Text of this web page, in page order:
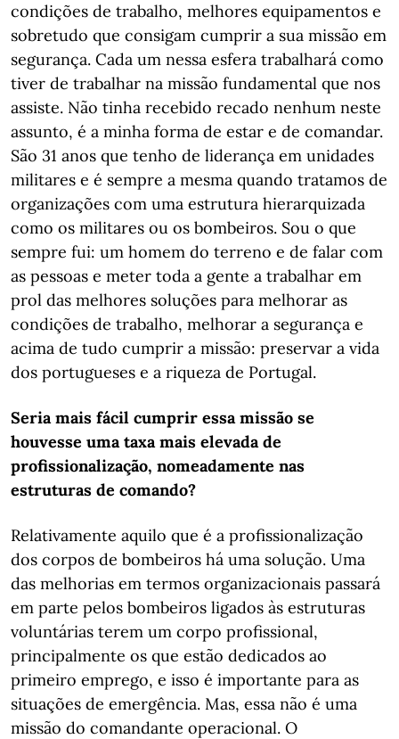
condições de trabalho, melhores equipamentos e
sobretudo que consigam cumprir a sua missão em
segurança. Cada um nessa esfera trabalhará como
tiver de trabalhar na missão fundamental que nos
assiste. Não tinha recebido recado nenhum neste
assunto, é a minha forma de estar e de comandar.
São 31 anos que tenho de liderança em unidades
militares e é sempre a mesma quando tratamos de
organizações com uma estrutura hierarquizada
como os militares ou os bombeiros. Sou o que
sempre fui: um homem do terreno e de falar com
as pessoas e meter toda a gente a trabalhar em
prol das melhores soluções para melhorar as
condições de trabalho, melhorar a segurança e
acima de tudo cumprir a missão: preservar a vida
dos portugueses e a riqueza de Portugal.
Seria mais fácil cumprir essa missão se
houvesse uma taxa mais elevada de
profissionalização, nomeadamente nas
estruturas de comando?
Relativamente aquilo que é a profissionalização
dos corpos de bombeiros há uma solução. Uma
das melhorias em termos organizacionais passará
em parte pelos bombeiros ligados às estruturas
voluntárias terem um corpo profissional,
principalmente os que estão dedicados ao
primeiro emprego, e isso é importante para as
situações de emergência. Mas, essa não é uma
missão do comandante operacional. O